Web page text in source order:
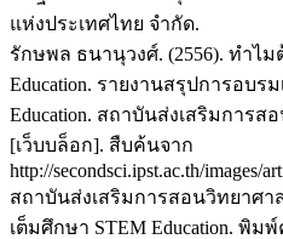
แห่งประเทศไทย จำกัด.
รักษพล ธนานุวงศ์. (2556). ทำไม
Education. รายงานสรุปการอบร
Education. สถาบันส่งเสริมการ
[เว็บบล็อก]. สืบค้นจาก
http://secondsci.ipst.ac.th/images/
สถาบันส่งเสริมการสอนวิทยาศา
เต็มศึกษา STEM Education. พิม